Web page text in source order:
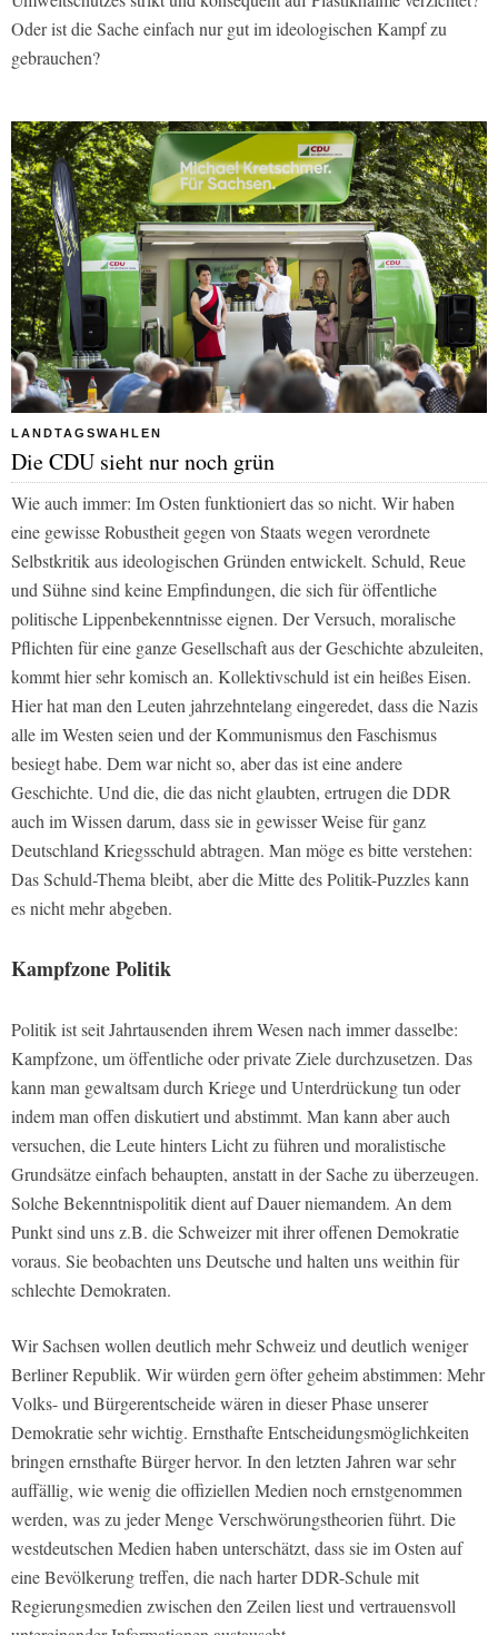
Oder ist die Sache einfach nur gut im ideologischen Kampf zu
gebrauchen?
LANDTAGSWAHLEN
Die CDU sieht nur noch grün
Wie auch immer: Im Osten funktioniert das so nicht. Wir haben
eine gewisse Robustheit gegen von Staats wegen verordnete
Selbstkritik aus ideologischen Gründen entwickelt. Schuld, Reue
und Sühne sind keine Empfindungen, die sich für öffentliche
politische Lippenbekenntnisse eignen. Der Versuch, moralische
Pflichten für eine ganze Gesellschaft aus der Geschichte abzuleiten,
kommt hier sehr komisch an. Kollektivschuld ist ein heißes Eisen.
Hier hat man den Leuten jahrzehntelang eingeredet, dass die Nazis
alle im Westen seien und der Kommunismus den Faschismus
besiegt habe. Dem war nicht so, aber das ist eine andere
Geschichte. Und die, die das nicht glaubten, ertrugen die DDR
auch im Wissen darum, dass sie in gewisser Weise für ganz
Deutschland Kriegsschuld abtragen. Man möge es bitte verstehen:
Das Schuld-Thema bleibt, aber die Mitte des Politik-Puzzles kann
es nicht mehr abgeben.
Kampfzone Politik
Politik ist seit Jahrtausenden ihrem Wesen nach immer dasselbe:
Kampfzone, um öffentliche oder private Ziele durchzusetzen. Das
kann man gewaltsam durch Kriege und Unterdrückung tun oder
indem man offen diskutiert und abstimmt. Man kann aber auch
versuchen, die Leute hinters Licht zu führen und moralistische
Grundsätze einfach behaupten, anstatt in der Sache zu überzeugen.
Solche Bekenntnispolitik dient auf Dauer niemandem. An dem
Punkt sind uns z.B. die Schweizer mit ihrer offenen Demokratie
voraus. Sie beobachten uns Deutsche und halten uns weithin für
schlechte Demokraten.
Wir Sachsen wollen deutlich mehr Schweiz und deutlich weniger
Berliner Republik. Wir würden gern öfter geheim abstimmen: Mehr
Volks- und Bürgerentscheide wären in dieser Phase unserer
Demokratie sehr wichtig. Ernsthafte Entscheidungsmöglichkeiten
bringen ernsthafte Bürger hervor. In den letzten Jahren war sehr
auffällig, wie wenig die offiziellen Medien noch ernstgenommen
werden, was zu jeder Menge Verschwörungstheorien führt. Die
westdeutschen Medien haben unterschätzt, dass sie im Osten auf
eine Bevölkerung treffen, die nach harter DDR-Schule mit
Regierungsmedien zwischen den Zeilen liest und vertrauensvoll